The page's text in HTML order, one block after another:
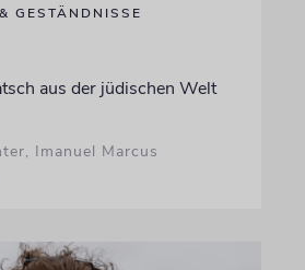
GESTÄNDNISSE
aus der jüdischen Welt
Imanuel Marcus